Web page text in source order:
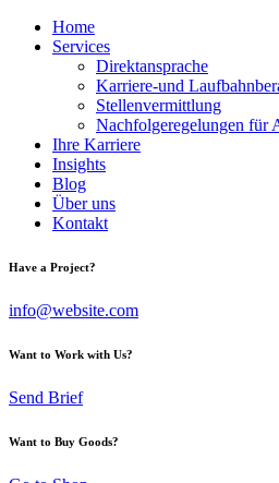
Home
Services
Direktansprache
Karriere-und
Stellenvermittlung
Nachfolgeregelungen für
Ihre Karriere
Insights
Blog
Über uns
Kontakt
Have a Project?
info@website.com
Want to Work with Us?
Send Brief
Want to Buy Goods?